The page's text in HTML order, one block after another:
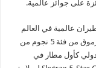
عالمية في العالم
تحقق تصنيف سلامة الخطوط الجوية كوفيد-19 المرموق من فئة 5 نجوم من
كأول مطار في